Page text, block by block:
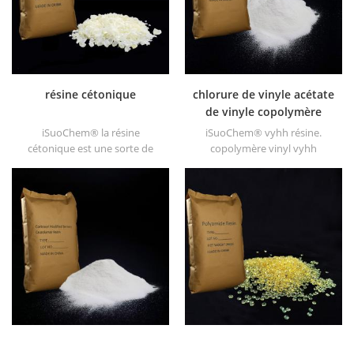
résine cétonique
iSuoChem® la résine
cétonique est une sorte de
couleur claire. et il est soluble
dans tous les solvants utilisés
dans l'industrie du
revêtement, à l'exception de
l'alcane gras et de l'eau.
chlorure de vinyle acétate
de vinyle copolymère
vyhh résine
iSuoChem® vyhh résine.
copolymère vinyl vyhh
vinyle & copolymère d'acétate
de vinyle. ses résine de poids
moléculaire élevé (poids
moléculaire 27 000).